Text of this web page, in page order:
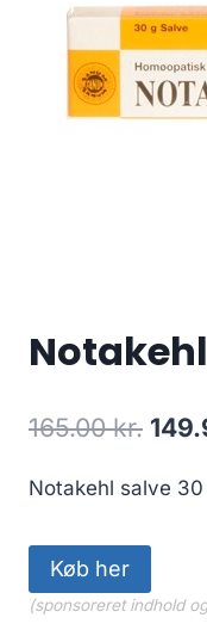
165.00kr. Den
pris
var:
Notakehl salve 30
Køb her
(sponsoreret indhold